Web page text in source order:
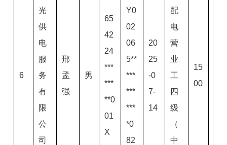
6
光
供
电
服
务
有
限
公
司
邢
孟
强
男
65
42
24
***
***
**0
01
X
Y0
02
06
5**
***
***
***
*0
82
20
25
-0
7-
14
配
电
营
业
工
四
级
（
中
15
00